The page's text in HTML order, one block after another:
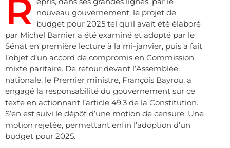
R nouveau gouvernement, le projet de
budget pour 2025 tel qu’il avait été élaboré
par Michel Barnier a été examiné et adopté par le
Sénat en première lecture à la mi-janvier, puis a fait
l’objet d’un accord de compromis en Commission
mixte paritaire. De retour devant l’Assemblée
nationale, le Premier ministre, François Bayrou, a
engagé la responsabilité du gouvernement sur ce
texte en actionnant l’article 49.3 de la Constitution.
S’en est suivi le dépôt d’une motion de censure. Une
motion rejetée, permettant enfin l’adoption d’un
budget pour 2025.